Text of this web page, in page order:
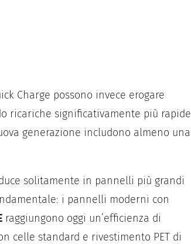
Charge possono invece erogare
ricariche significativamente più rapide
generazione includono almeno una
solitamente in pannelli più grandi
i pannelli moderni con
raggiungono oggi un’efficienza di
celle standard e rivestimento PET di